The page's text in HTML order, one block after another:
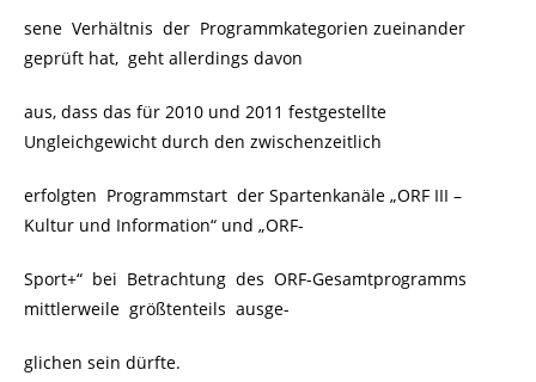
sene Verhältnis der Programmkategorien zueinander
geprüft hat, geht allerdings davon
aus, dass das für 2010 und 2011 festgestellte
Ungleichgewicht durch den zwischenzeitlich
erfolgten Programmstart der Spartenkanäle „ORF III –
Kultur und Information“ und „ORF-
Sport+“ bei Betrachtung des ORF-Gesamtprogramms
mittlerweile größtenteils ausge-
glichen sein dürfte.